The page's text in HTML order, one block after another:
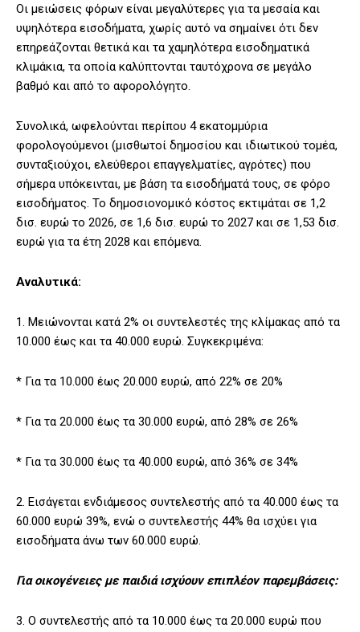
Οι μειώσεις φόρων είναι μεγαλύτερες για τα μεσαία και
υψηλότερα εισοδήματα, χωρίς αυτό να σημαίνει ότι δεν
επηρεάζονται θετικά και τα χαμηλότερα εισοδηματικά
κλιμάκια, τα οποία καλύπτονται ταυτόχρονα σε μεγάλο
βαθμό και από το αφορολόγητο.
Συνολικά, ωφελούνται περίπου 4 εκατομμύρια
φορολογούμενοι (μισθωτοί δημοσίου και ιδιωτικού τομέα,
συνταξιούχοι, ελεύθεροι επαγγελματίες, αγρότες) που
σήμερα υπόκεινται, με βάση τα εισοδήματά τους, σε φόρο
εισοδήματος. Το δημοσιονομικό κόστος εκτιμάται σε 1,2
δισ. ευρώ το 2026, σε 1,6 δισ. ευρώ το 2027 και σε 1,53 δισ.
ευρώ για τα έτη 2028 και επόμενα.
Αναλυτικά:
1. Μειώνονται κατά 2% οι συντελεστές της κλίμακας από τα
10.000 έως και τα 40.000 ευρώ. Συγκεκριμένα:
* Για τα 10.000 έως 20.000 ευρώ, από 22% σε 20%
* Για τα 20.000 έως τα 30.000 ευρώ, από 28% σε 26%
* Για τα 30.000 έως τα 40.000 ευρώ, από 36% σε 34%
2. Εισάγεται ενδιάμεσος συντελεστής από τα 40.000 έως τα
60.000 ευρώ 39%, ενώ ο συντελεστής 44% θα ισχύει για
εισοδήματα άνω των 60.000 ευρώ.
Για οικογένειες με παιδιά ισχύουν επιπλέον παρεμβάσεις:
3. Ο συντελεστής από τα 10.000 έως τα 20.000 ευρώ που